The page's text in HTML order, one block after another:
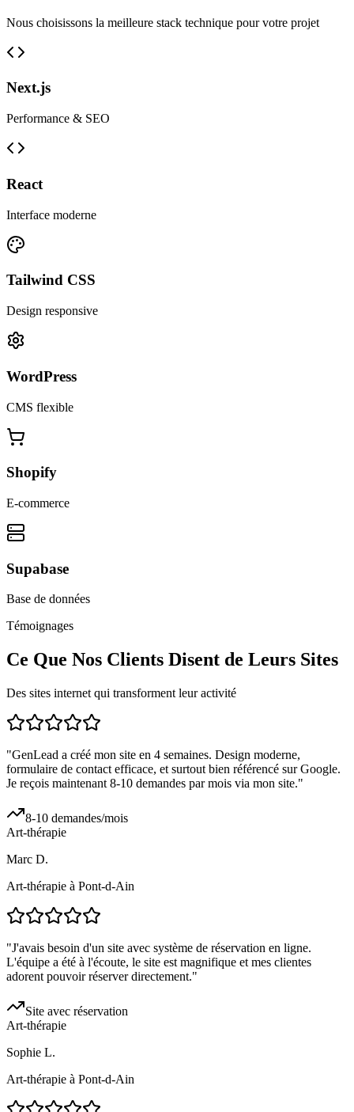
Nous choisissons la meilleure stack technique pour votre projet
Next.js
Performance & SEO
React
Interface moderne
Tailwind CSS
Design responsive
WordPress
CMS flexible
Shopify
E-commerce
Supabase
Base de données
Témoignages
Ce Que Nos Clients Disent de Leurs Sites
Des sites internet qui transforment leur activité
"GenLead a créé mon site en 4 semaines. Design moderne,
formulaire de contact efficace, et surtout bien référencé sur Google.
Je reçois maintenant 8-10 demandes par mois via mon site."
8-10 demandes/mois
Art-thérapie
Marc D.
Art-thérapie à Pont-d-Ain
"J'avais besoin d'un site avec système de réservation en ligne.
L'équipe a été à l'écoute, le site est magnifique et mes clientes
adorent pouvoir réserver directement."
Site avec réservation
Art-thérapie
Sophie L.
Art-thérapie à Pont-d-Ain